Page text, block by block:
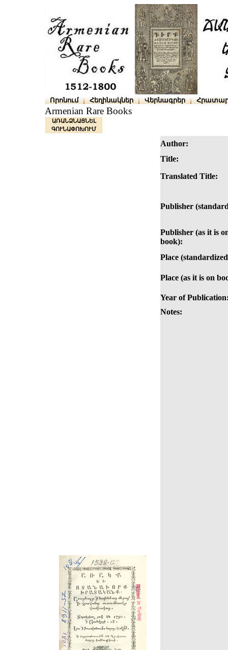
Որոնում Հեղինակներ Վերնագրեր
Armenian Rare Books
ԱՌԱՆՁՆԱՑՆԵԼ
ԳՈՒՆԱՓՈԽՈՒՄ
Author:
Title:
Translated Title:
Publisher
Publisher (as it is
book):
Place
Place (as it is on
Year of
Notes: